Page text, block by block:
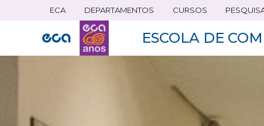
conteúdo
ECA DEPARTAMENTOS CURSOS
ESCOLA DE